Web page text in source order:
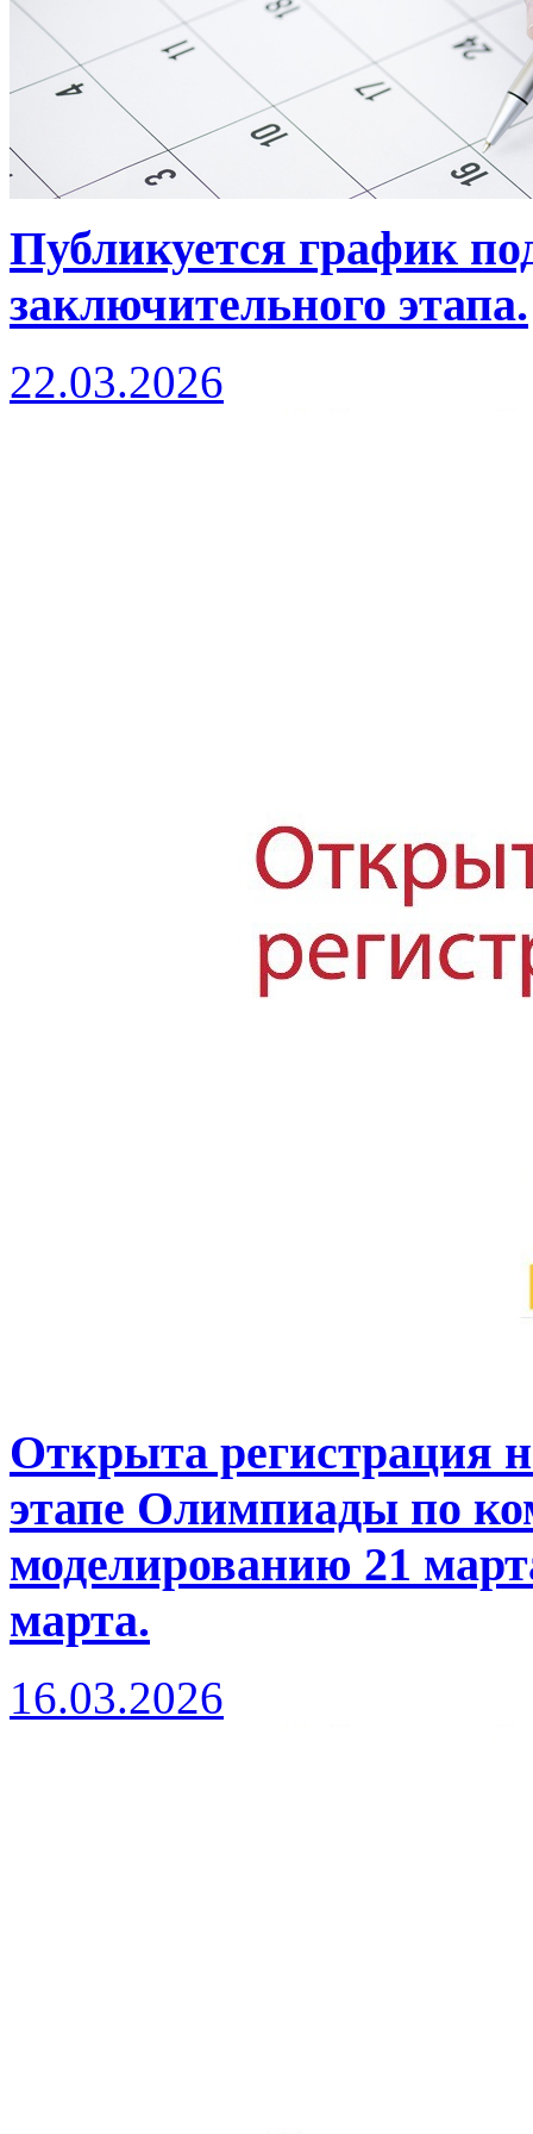
Публикуется график
заключительного этапа.
22.03.2026
Открыта регистрация
этапе Олимпиады по
моделированию 21
марта.
16.03.2026